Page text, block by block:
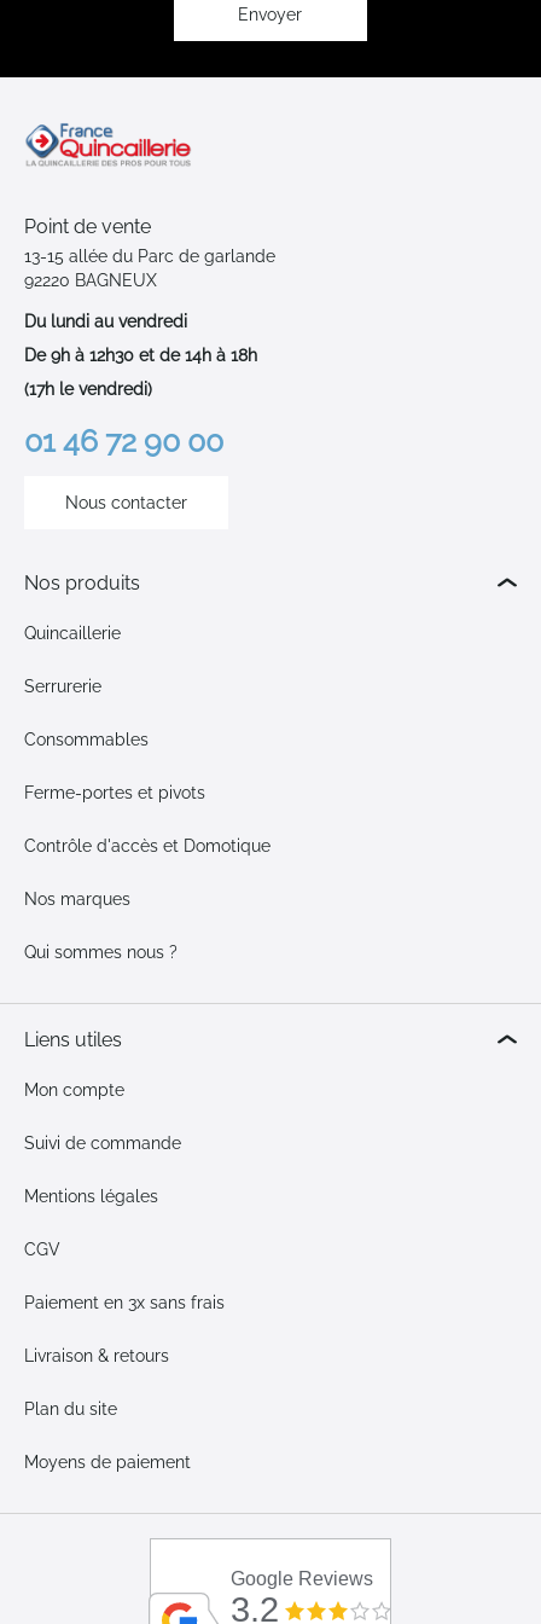
Envoyer
Point de vente
13-15 allée du Parc de garlande
92220 BAGNEUX
Du lundi au vendredi
De 9h à 12h30 et de 14h à 18h
(17h le vendredi)
01 46 72 90 00
Nous contacter
Nos produits
Quincaillerie
Serrurerie
Consommables
Ferme-portes et pivots
Contrôle d'accès et Domotique
Nos marques
Qui sommes nous ?
Liens utiles
Mon compte
Suivi de commande
Mentions légales
CGV
Paiement en 3x sans frais
Livraison & retours
Plan du site
Moyens de paiement
Google Reviews
3.2